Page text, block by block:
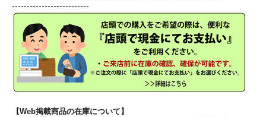
--------------------------
【Web掲載商品の在庫について】